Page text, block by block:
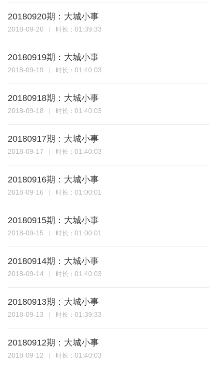
20180920期：大城小事
2018-09-20 时长： 01:39:33
20180919期：大城小事
2018-09-19 时长： 01:40:03
20180918期：大城小事
2018-09-18 时长： 01:40:03
20180917期：大城小事
2018-09-17 时长： 01:40:03
20180916期：大城小事
2018-09-16 时长： 01:00:01
20180915期：大城小事
2018-09-15 时长： 01:00:01
20180914期：大城小事
2018-09-14 时长： 01:40:03
20180913期：大城小事
2018-09-13 时长： 01:39:33
20180912期：大城小事
2018-09-12 时长： 01:40:03